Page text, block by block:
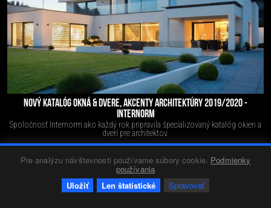
Pre analýzu návštevnosti používame súbory cookie. Podmienky
používania
Uložiť
Len štatistické Spravovať
NOVÝ KATALÓG OKNÁ & DVERE, AKCENTY ARCHITEKTÚRY 2019/2020 -
INTERNORM
Spoločnosť Internorm ako každý rok pripravila špecializovaný katalóg okien a
dverí pre architektov.
Red 222.06.2017